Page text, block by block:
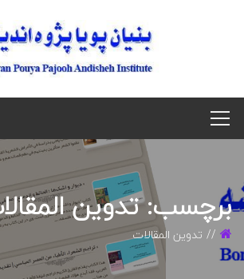
برچسب: تدوین
تدوین المقالات